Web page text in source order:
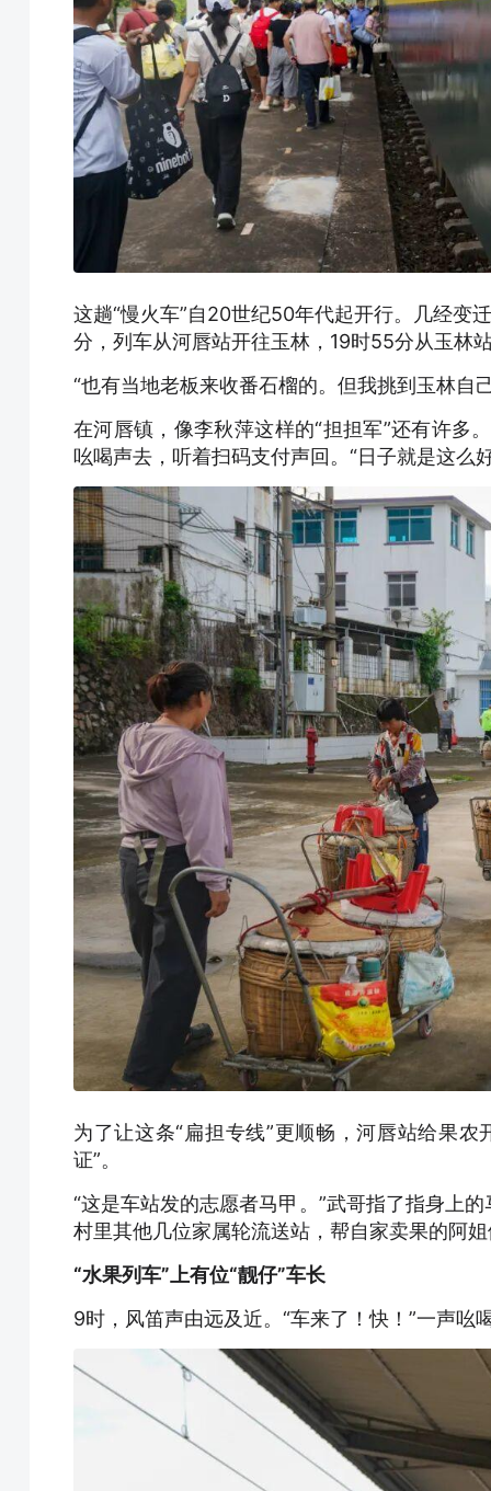
这趟“慢火车”自20世纪50年代起开行。几经变
分，列车从河唇站开往玉林，19时55分从玉林
“也有当地老板来收番石榴的。但我挑到玉林自
在河唇镇，像李秋萍这样的“担担军”还有许多
吆喝声去，听着扫码支付声回。“日子就是这么
为了让这条“扁担专线”更顺畅，河唇站给果
证”。
“这是车站发的志愿者马甲。”武哥指了指身上
村里其他几位家属轮流送站，帮自家卖果的阿
“水果列车”上有位“靓仔”车长
9时，风笛声由远及近。“车来了！快！”一声吆